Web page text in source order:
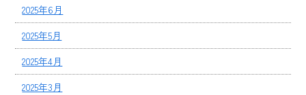
2025年6月
2025年5月
2025年4月
2025年3月